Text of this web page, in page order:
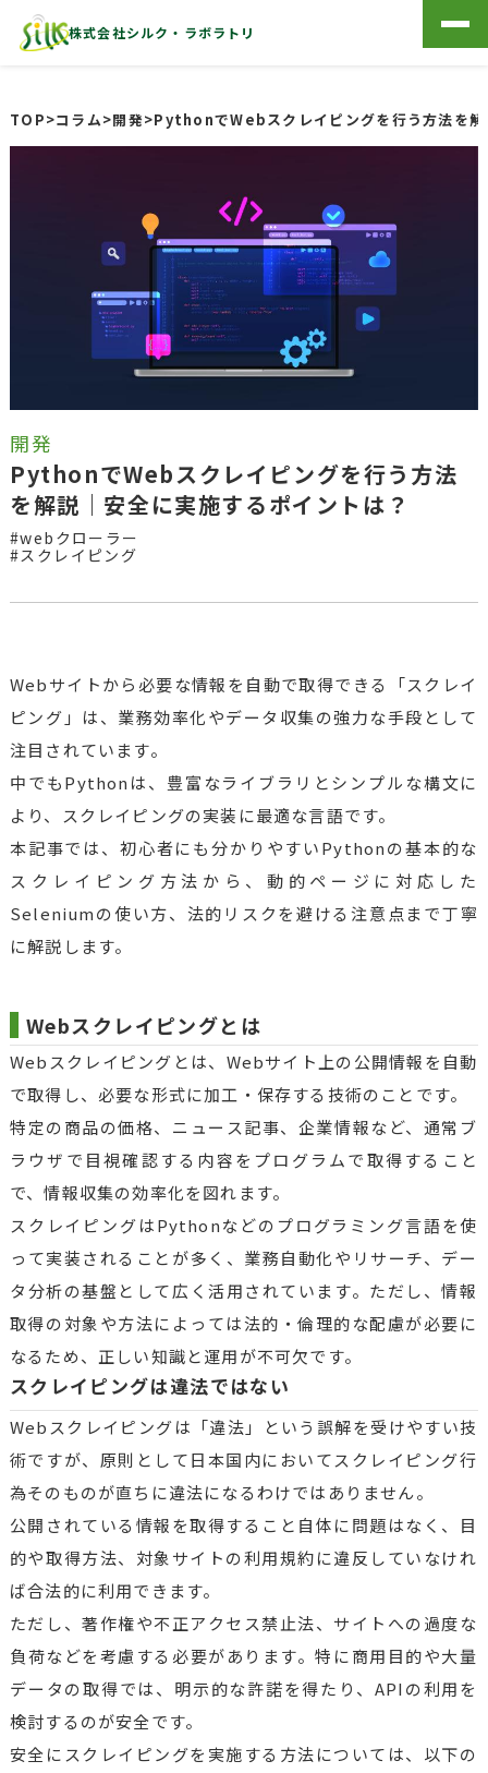
株式会社シルク・ラボラトリ
TOP>コラム>開発>PythonでWebスクレイピングを行う方法を解
開発
PythonでWebスクレイピングを行う方法
を解説｜安全に実施するポイントは？
#webクローラー
#スクレイピング
Webサイトから必要な情報を自動で取得できる「スクレイ
ピング」は、業務効率化やデータ収集の強力な手段として
注目されています。
中でもPythonは、豊富なライブラリとシンプルな構文に
より、スクレイピングの実装に最適な言語です。
本記事では、初心者にも分かりやすいPythonの基本的な
スクレイピング方法から、動的ページに対応した
Seleniumの使い方、法的リスクを避ける注意点まで丁寧
に解説します。
Webスクレイピングとは
Webスクレイピングとは、Webサイト上の公開情報を自動
で取得し、必要な形式に加工・保存する技術のことです。
特定の商品の価格、ニュース記事、企業情報など、通常ブ
ラウザで目視確認する内容をプログラムで取得すること
で、情報収集の効率化を図れます。
スクレイピングはPythonなどのプログラミング言語を使
って実装されることが多く、業務自動化やリサーチ、デー
タ分析の基盤として広く活用されています。ただし、情報
取得の対象や方法によっては法的・倫理的な配慮が必要に
なるため、正しい知識と運用が不可欠です。
スクレイピングは違法ではない
Webスクレイピングは「違法」という誤解を受けやすい技
術ですが、原則として日本国内においてスクレイピング行
為そのものが直ちに違法になるわけではありません。
公開されている情報を取得すること自体に問題はなく、目
的や取得方法、対象サイトの利用規約に違反していなけれ
ば合法的に利用できます。
ただし、著作権や不正アクセス禁止法、サイトへの過度な
負荷などを考慮する必要があります。特に商用目的や大量
データの取得では、明示的な許諾を得たり、APIの利用を
検討するのが安全です。
安全にスクレイピングを実施する方法については、以下の